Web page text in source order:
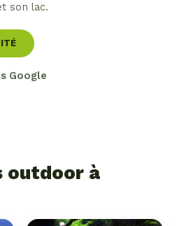
son lac.
Google
outdoor à